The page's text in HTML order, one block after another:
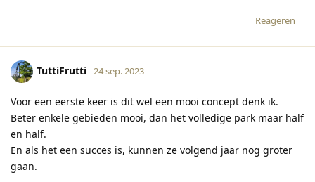
Reageren
TuttiFrutti 24 sep. 2023
Voor een eerste keer is dit wel een mooi concept denk ik.
Beter enkele gebieden mooi, dan het volledige park maar half
en half.
En als het een succes is, kunnen ze volgend jaar nog groter
gaan.